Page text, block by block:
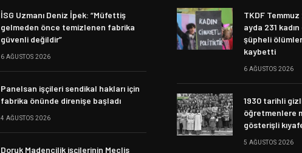
İSG Uzmanı Deniz İpek: “Müfettiş
gelmeden önce temizlenen fabrika
güvenli değildir”
6 AĞUSTOS 2026
Panelsan işçileri sendikal hakları için
fabrika önünde direnişe başladı
4 AĞUSTOS 2026
Doruk Madencilik işçilerinin Meclis
TKDF
ayda 231
şüpheli
kaybetti
6 AĞUSTOS 2026
1930 tarihli
öğretmenlere
gösterişli
5 AĞUSTOS 2026